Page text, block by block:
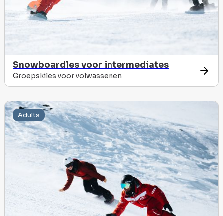
Snowboardles voor intermediates
Groepskiles voor volwassenen
Adults